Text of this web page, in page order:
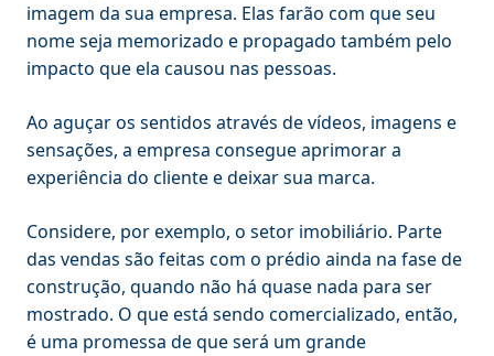
imagem da sua empresa. Elas farão com que seu
nome seja memorizado e propagado também pelo
impacto que ela causou nas pessoas.
Ao aguçar os sentidos através de vídeos, imagens e
sensações, a empresa consegue aprimorar a
experiência do cliente e deixar sua marca.
Considere, por exemplo, o setor imobiliário. Parte
das vendas são feitas com o prédio ainda na fase de
construção, quando não há quase nada para ser
mostrado. O que está sendo comercializado, então,
é uma promessa de que será um grande